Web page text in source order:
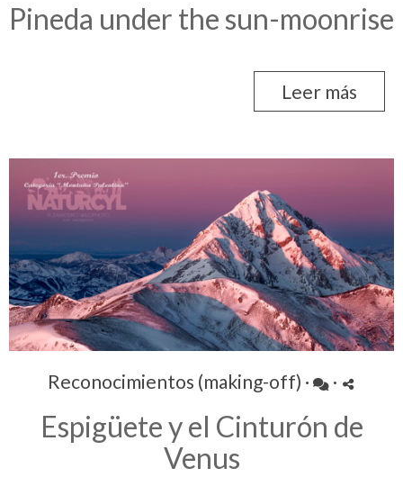
Pineda under the sun-moonrise
Leer más
Reconocimientos (making-off) · ·
Espigüete y el Cinturón de
Venus